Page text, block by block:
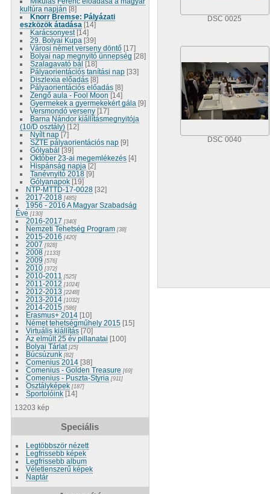
kultúra napján [8]
Knorr Bremse: Pályázati
eszközök átadása [14]
Karácsonyest [14]
29. Bolyai Kupa [39]
Városi német verseny döntő [17]
Bolyai nap megnyitó ünnepség [28]
Szalagavató bál [18]
Pályaorientációs tanítási nap [33]
Diszlexia előadás [8]
Pályaorientációs előadás [8]
Zengő aula - Fool Moon [14]
Gyermekek a gyermekekért gála [9]
Versmondó verseny [17]
Barna Nándor kiállításmegnyitója
(10/D osztály) [12]
Nyílt nap [7]
SZTE pályaorientációs nap [9]
Gólyabál [39]
Október 23-ai megemlékezés [4]
Hispánság napja [2]
Tanévnyitó 2018 [9]
Gólyanapok [19]
NTP-MTTD-17-0028 [32]
2017-2018 [485]
1956 - 2016 A Magyar Szabadság
Éve [130]
2016-2017 [340]
Nemzeti Tehetség Program [38]
2015-2016 [420]
2007 [928]
2008 [1133]
2009 [576]
2010 [372]
2010-2011 [525]
2011-2012 [1024]
2012-2013 [2248]
2013-2014 [1032]
2014-2015 [586]
Erasmus+ 2014 [10]
Német tehetségműhely 2015 [15]
Virtuális kiállítás [70]
Az elmúlt 25 év pillanatai [100]
Bolyai Tárlat [25]
Búcsúzunk [82]
Comenius 2014 [38]
Comenius - Golden Treasure [69]
Comenius - Puszta-Styria [911]
Osztályképek [187]
Sportolóink [14]
13203 kép
Speciális
Legtöbbször nézett
Legfrissebb képek
Legfrissebb album
Véletlenszerű képek
Naptár
DSC 0025
DSC 0040